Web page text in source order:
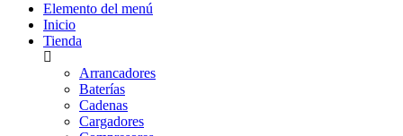
Elemento del menú
Inicio
Tienda
Arrancadores
Baterías
Cadenas
Cargadores